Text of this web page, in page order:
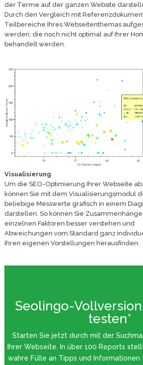
der Terme auf der ganzen Website
Durch den Vergleich mit
Teilbereiche Ihres Webseitenthemas
werden, die noch nicht optimal auf Ihrer
behandelt werden.
Visualisierung
Um die SEO-Optimierung Ihrer Webseite
können Sie mit dem Visualisierungsmodul
beliebige Messwerte grafisch in einem
darstellen. So können Sie
einzelnen Faktoren besser verstehen und
Abweichungen vom Standard ganz
Ihren eigenen Vorstellungen herausfinden.
Seolingo-
testen*
Starten Sie jetzt durch mit der
Ihrer Webseite. In über 100 Reports
wahre Fülle an Tipps und Informationen